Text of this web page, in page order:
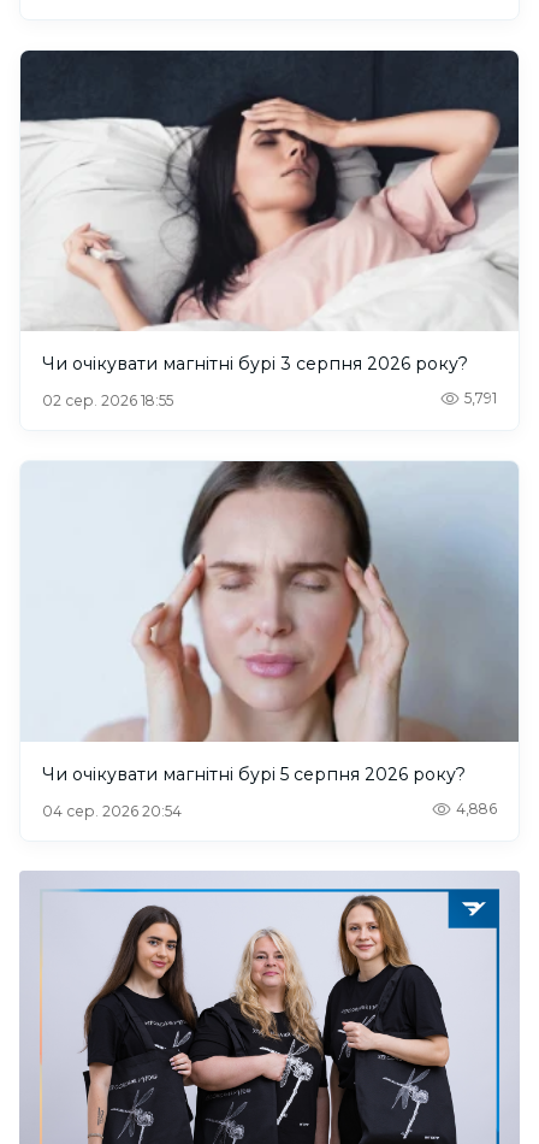
Чи очікувати магнітні бурі 3 серпня 2026 року?
02 сер. 2026 18:55 5,791
Чи очікувати магнітні бурі 5 серпня 2026 року?
04 сер. 2026 20:54 4,886